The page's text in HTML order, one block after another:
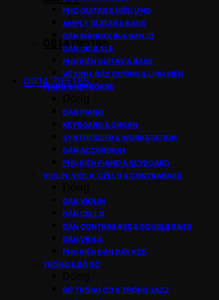
0914795185
0914.795.185
PHƠ GUITAR & HIỆU ỨNG
AMPLY GUITAR & BASS
ĐÀN MANDOLIN & BANJO
ĐÀN UKULELE
PHỤ KIỆN GUITAR & BASS
VỆ SINH, BẢO DƯỠNG & LINH KIỆN
PIANO & KEYBOARD
ĐÀN PIANO
KEYBOARD & ORGAN
SYNTHESIZER & WORKSTATION
ĐÀN ACCORDION
PHỤ KIỆN PIANO & KEYBOARD
VIOLIN, VIOLA, CELLO & CONTRABASS
ĐÀN VIOLIN
ĐÀN CELLO
ĐÀN CONTRABASS & DOUBLE BASS
ĐÀN VIOLA
PHỤ KIỆN ĐÀN DÂY KÉO
TRỐNG & BỘ GÕ
BỘ TRỐNG CƠ & TRỐNG JAZZ